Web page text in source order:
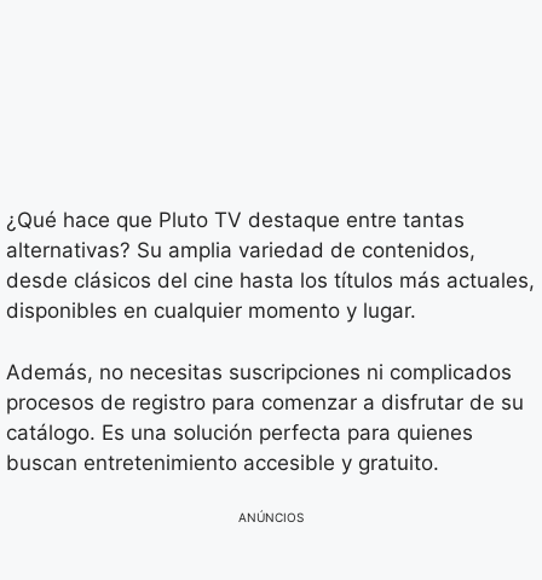
¿Qué hace que Pluto TV destaque entre tantas
alternativas? Su amplia variedad de contenidos,
desde clásicos del cine hasta los títulos más actuales,
disponibles en cualquier momento y lugar.
Además, no necesitas suscripciones ni complicados
procesos de registro para comenzar a disfrutar de su
catálogo. Es una solución perfecta para quienes
buscan entretenimiento accesible y gratuito.
ANÚNCIOS